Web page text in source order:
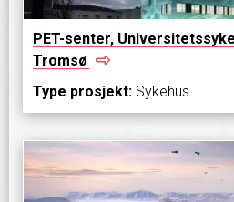
PET-senter,
Tromsø
Type prosjekt: Sykehus